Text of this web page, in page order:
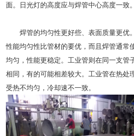
面。日光灯的高度应与焊管中心高度一致。
焊管的均匀性更好些、表面质量更优
性能均匀性比管材的要优，而且焊管通常
均匀，性能更稳定。工业管则在同一支管
相同，有的可能相差较大。工业管在热处
受热不均匀，冷却速不一致。